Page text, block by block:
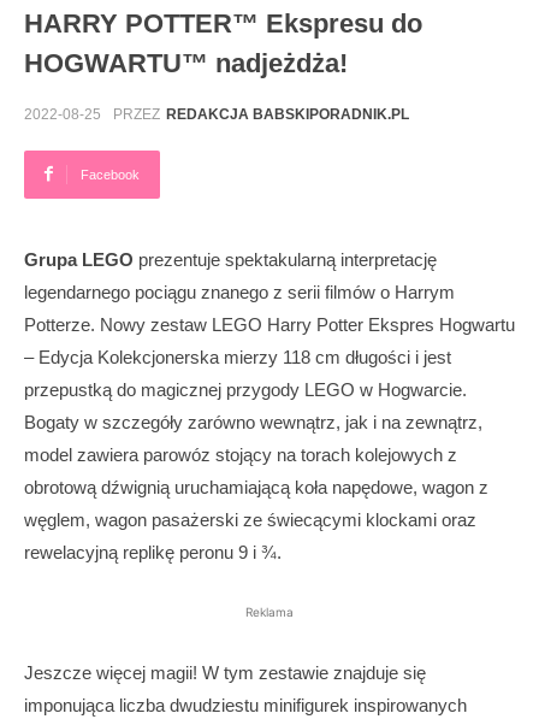
HARRY POTTER™ Ekspresu do
HOGWARTU™ nadjeżdża!
2022-08-25 PRZEZ REDAKCJA BABSKIPORADNIK.PL
Facebook
Grupa LEGO prezentuje spektakularną interpretację
legendarnego pociągu znanego z serii filmów o Harrym
Potterze. Nowy zestaw LEGO Harry Potter Ekspres Hogwartu
– Edycja Kolekcjonerska mierzy 118 cm długości i jest
przepustką do magicznej przygody LEGO w Hogwarcie.
Bogaty w szczegóły zarówno wewnątrz, jak i na zewnątrz,
model zawiera parowóz stojący na torach kolejowych z
obrotową dźwignią uruchamiającą koła napędowe, wagon z
węglem, wagon pasażerski ze świecącymi klockami oraz
rewelacyjną replikę peronu 9 i ¾.
Reklama
Jeszcze więcej magii! W tym zestawie znajduje się
imponująca liczba dwudziestu minifigurek inspirowanych